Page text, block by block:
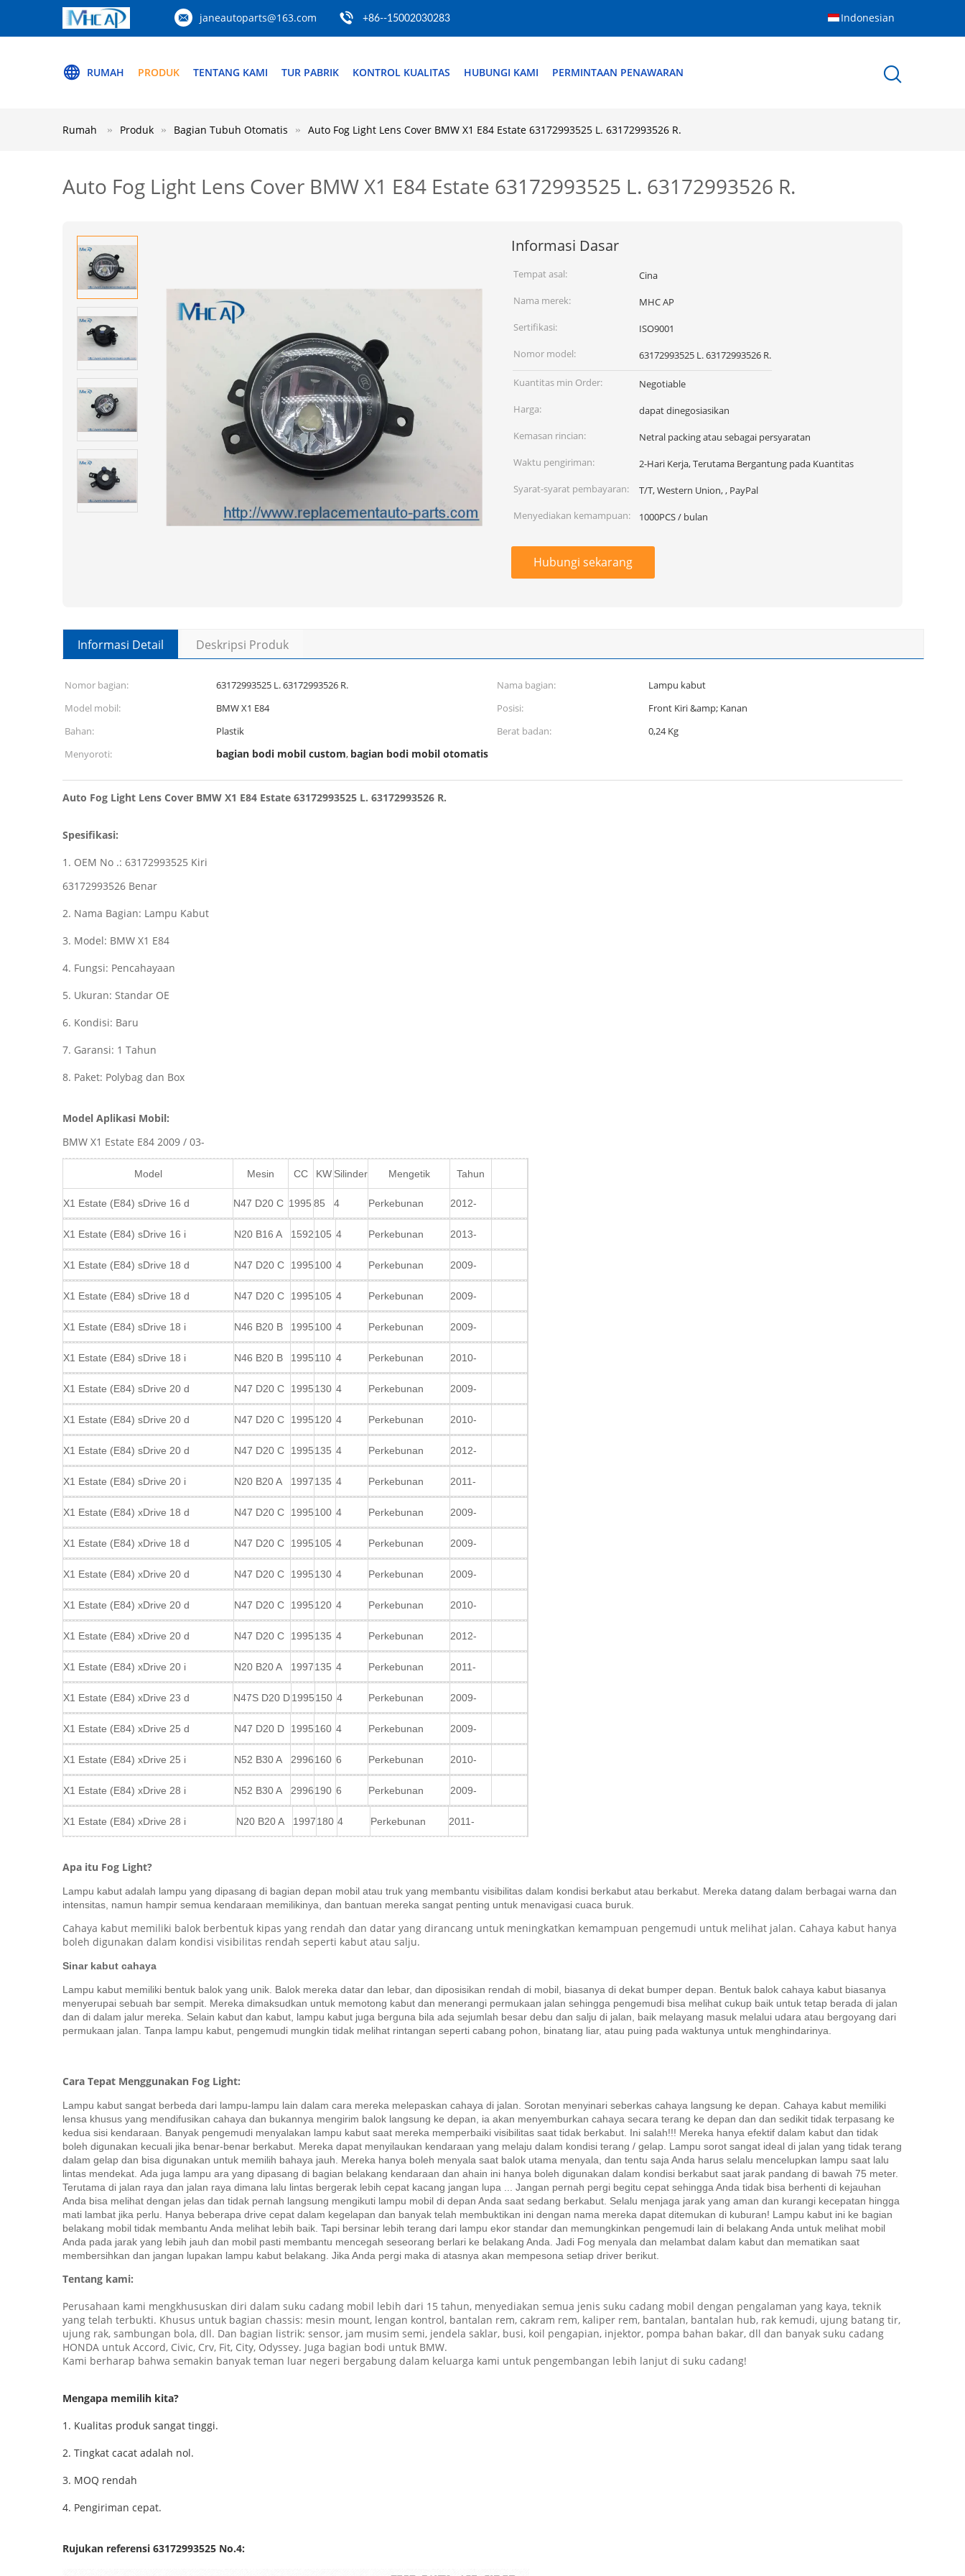
janeautoparts@163.com +86--15002030283 Indonesian
RUMAH PRODUK TENTANG KAMI TUR PABRIK KONTROL KUALITAS HUBUNGI KAMI PERMINTAAN PENAWARAN
Rumah Produk Bagian Tubuh Otomatis Auto Fog Light Lens Cover BMW X1 E84 Estate 63172993525 L. 63172993526 R.
Auto Fog Light Lens Cover BMW X1 E84 Estate 63172993525 L. 63172993526 R.
Informasi Dasar
Tempat asal:
Cina
Nama merek:
MHC AP
Sertifikasi:
ISO9001
Nomor model:
63172993525 L. 63172993526 R.
Kuantitas min Order:
Negotiable
Harga:
dapat dinegosiasikan
Kemasan rincian:
Netral packing atau sebagai persyaratan
Waktu pengiriman:
2-Hari Kerja, Terutama Bergantung pada Kuantitas
Syarat-syarat pembayaran:
T/T, Western Union, , PayPal
Menyediakan kemampuan:
1000PCS / bulan
Hubungi sekarang
Informasi Detail Deskripsi Produk
Nomor bagian: 63172993525 L. 63172993526 R. Nama bagian:
Lampu kabut
Model mobil:
BMW X1 E84 Posisi:
Front Kiri &amp; Kanan
Bahan:
Plastik Berat badan:
0,24 Kg
Menyoroti:
bagian bodi mobil custom, bagian bodi mobil otomatis
Auto Fog Light Lens Cover BMW X1 E84 Estate 63172993525 L. 63172993526 R.
Spesifikasi:
1. OEM No .: 63172993525 Kiri
63172993526 Benar
2. Nama Bagian: Lampu Kabut
3. Model: BMW X1 E84
4. Fungsi: Pencahayaan
5. Ukuran: Standar OE
6. Kondisi: Baru
7. Garansi: 1 Tahun
8. Paket: Polybag dan Box
Model Aplikasi Mobil:
BMW X1 Estate E84 2009 / 03-
Model Mesin CC KW Silinder Mengetik Tahun
X1 Estate (E84) sDrive 16 d N47 D20 C 1995 85 4 Perkebunan 2012-
X1 Estate (E84) sDrive 16 i N20 B16 A 1592105 4 Perkebunan 2013-
X1 Estate (E84) sDrive 18 d N47 D20 C 1995100 4 Perkebunan 2009-
X1 Estate (E84) sDrive 18 d N47 D20 C 1995105 4 Perkebunan 2009-
X1 Estate (E84) sDrive 18 i N46 B20 B 1995100 4 Perkebunan 2009-
X1 Estate (E84) sDrive 18 i N46 B20 B 1995110 4 Perkebunan 2010-
X1 Estate (E84) sDrive 20 d N47 D20 C 1995130 4 Perkebunan 2009-
X1 Estate (E84) sDrive 20 d N47 D20 C 1995120 4 Perkebunan 2010-
X1 Estate (E84) sDrive 20 d N47 D20 C 1995135 4 Perkebunan 2012-
X1 Estate (E84) sDrive 20 i N20 B20 A 1997135 4 Perkebunan 2011-
X1 Estate (E84) xDrive 18 d N47 D20 C 1995100 4 Perkebunan 2009-
X1 Estate (E84) xDrive 18 d N47 D20 C 1995105 4 Perkebunan 2009-
X1 Estate (E84) xDrive 20 d N47 D20 C 1995130 4 Perkebunan 2009-
X1 Estate (E84) xDrive 20 d N47 D20 C 1995120 4 Perkebunan 2010-
X1 Estate (E84) xDrive 20 d N47 D20 C 1995135 4 Perkebunan 2012-
X1 Estate (E84) xDrive 20 i N20 B20 A 1997135 4 Perkebunan 2011-
X1 Estate (E84) xDrive 23 d N47S D20 D1995150 4 Perkebunan 2009-
X1 Estate (E84) xDrive 25 d N47 D20 D 1995160 4 Perkebunan 2009-
X1 Estate (E84) xDrive 25 i N52 B30 A 2996160 6 Perkebunan 2010-
X1 Estate (E84) xDrive 28 i N52 B30 A 2996190 6 Perkebunan 2009-
X1 Estate (E84) xDrive 28 i N20 B20 A 1997180 4 Perkebunan 2011-
Apa itu Fog Light?
Lampu kabut adalah lampu yang dipasang di bagian depan mobil atau truk yang membantu visibilitas dalam kondisi berkabut atau berkabut. Mereka datang dalam berbagai warna dan
intensitas, namun hampir semua kendaraan memilikinya, dan bantuan mereka sangat penting untuk menavigasi cuaca buruk.
Cahaya kabut memiliki balok berbentuk kipas yang rendah dan datar yang dirancang untuk meningkatkan kemampuan pengemudi untuk melihat jalan. Cahaya kabut hanya
boleh digunakan dalam kondisi visibilitas rendah seperti kabut atau salju.
Sinar kabut cahaya
Lampu kabut memiliki bentuk balok yang unik. Balok mereka datar dan lebar, dan diposisikan rendah di mobil, biasanya di dekat bumper depan.
Bentuk balok cahaya kabut biasanya
menyerupai sebuah bar sempit. Mereka dimaksudkan untuk memotong kabut dan menerangi permukaan jalan sehingga pengemudi bisa melihat cukup baik untuk tetap berada di jalan
dan di dalam jalur mereka.
Selain kabut dan kabut, lampu kabut juga berguna bila ada sejumlah besar debu dan salju di jalan, baik melayang masuk melalui udara atau bergoyang dari
permukaan jalan. Tanpa lampu kabut, pengemudi mungkin tidak melihat rintangan seperti cabang pohon, binatang liar, atau puing pada waktunya untuk menghindarinya.
Cara Tepat Menggunakan Fog Light:
Lampu kabut sangat berbeda dari lampu-lampu lain dalam cara mereka melepaskan cahaya di jalan. Sorotan menyinari seberkas cahaya langsung ke depan. Cahaya kabut memiliki
lensa khusus yang mendifusikan cahaya dan bukannya mengirim balok langsung ke depan, ia akan menyemburkan cahaya secara terang ke depan dan dan sedikit tidak terpasang ke
kedua sisi kendaraan.
Banyak pengemudi menyalakan lampu kabut saat mereka memperbaiki visibilitas saat tidak berkabut. Ini salah!!! Mereka hanya efektif dalam kabut dan tidak
boleh digunakan kecuali jika benar-benar berkabut. Mereka dapat menyilaukan kendaraan yang melaju dalam kondisi terang / gelap. Lampu sorot sangat ideal di jalan yang tidak terang
dalam gelap dan bisa digunakan untuk memilih bahaya jauh.
Mereka hanya boleh menyala saat balok utama menyala, dan tentu saja Anda harus selalu mencelupkan lampu saat lalu
lintas mendekat. Ada juga lampu ara yang dipasang di bagian belakang kendaraan dan ahain ini hanya boleh digunakan dalam kondisi berkabut saat jarak pandang di bawah 75 meter.
Terutama di jalan raya dan jalan raya dimana lalu lintas bergerak lebih cepat kacang jangan lupa ... Jangan pernah pergi begitu cepat sehingga Anda tidak bisa berhenti di kejauhan
Anda bisa melihat dengan jelas dan tidak pernah langsung mengikuti lampu mobil di depan Anda saat sedang berkabut. Selalu menjaga jarak yang aman dan kurangi kecepatan hingga
mati lambat jika perlu.
Hanya beberapa drive cepat dalam kegelapan dan banyak telah membuktikan ini dengan nama mereka dapat ditemukan di kuburan! Lampu kabut ini ke bagian
belakang mobil tidak membantu Anda melihat lebih baik. Tapi bersinar lebih terang dari lampu ekor standar dan memungkinkan pengemudi lain di belakang Anda untuk melihat mobil
Anda pada jarak yang lebih jauh dan mobil pasti membantu mencegah seseorang berlari ke belakang Anda. Jadi Fog menyala dan melambat dalam kabut dan mematikan saat
membersihkan dan jangan lupakan lampu kabut belakang. Jika Anda pergi maka di atasnya akan mempesona setiap driver berikut.
Tentang kami:
Perusahaan kami mengkhususkan diri dalam suku cadang mobil lebih dari 15 tahun, menyediakan semua jenis suku cadang mobil dengan pengalaman yang kaya, teknik
yang telah terbukti. Khusus untuk bagian chassis: mesin mount, lengan kontrol, bantalan rem, cakram rem, kaliper rem, bantalan, bantalan hub, rak kemudi, ujung batang tir,
ujung rak, sambungan bola, dll. Dan bagian listrik: sensor, jam musim semi, jendela saklar, busi, koil pengapian, injektor, pompa bahan bakar, dll dan banyak suku cadang
HONDA untuk Accord, Civic, Crv, Fit, City, Odyssey. Juga bagian bodi untuk BMW.
Kami berharap bahwa semakin banyak teman luar negeri bergabung dalam keluarga kami untuk pengembangan lebih lanjut di suku cadang!
Mengapa memilih kita?
1. Kualitas produk sangat tinggi.
2. Tingkat cacat adalah nol.
3. MOQ rendah
4. Pengiriman cepat.
Rujukan referensi 63172993525 No.4: